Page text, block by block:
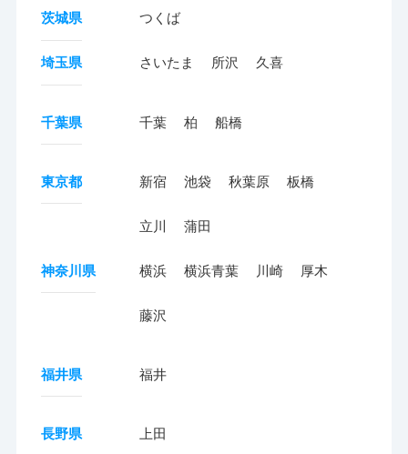
茨城県 つくば
埼玉県 さいたま 所沢 久喜
千葉県 千葉 柏 船橋
東京都 新宿 池袋 秋葉原 板橋
立川 蒲田
神奈川県 横浜 横浜青葉 川崎 厚木
藤沢
福井県 福井
長野県 上田